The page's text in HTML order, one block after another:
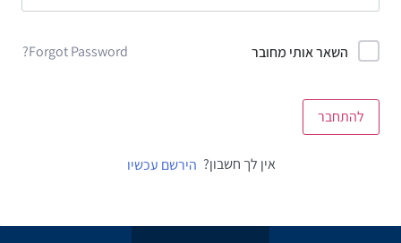
השאר אותי מחובר Forgot Password?
להתחבר
אין לך חשבון? הירשם עכשיו